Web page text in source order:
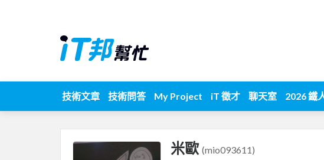
技術文章 技術問答 My Project iT 徵才 聊天室 2026 鐵
米歐 (mio093611)